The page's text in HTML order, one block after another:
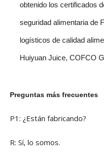
obtenido los certificados
seguridad alimentaria de
logísticos de calidad
Huiyuan Juice, COFCO
Preguntas más frecuentes
P1: ¿Están fabricando?
R: Sí, lo somos.